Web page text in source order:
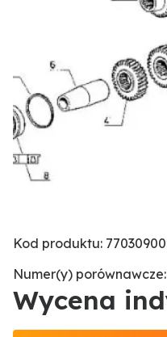
Kod produktu:
Numer(y)
Wycena